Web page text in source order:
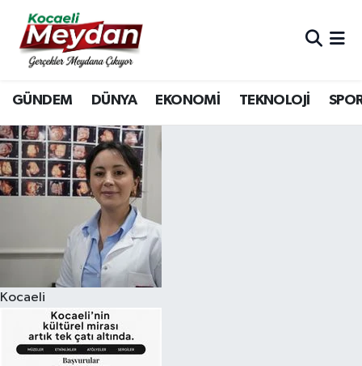
GÜNDEM DÜNYA EKONOMİ TEKNOLOJİ
Kocaeli
Nöbetçi Eczaneler
Hava Durumu
Trafik Durumu
Süper Lig Puan Durumu ve Fikstür
Tüm Manşetler
Son Dakika Haberleri
Haber Arşivi